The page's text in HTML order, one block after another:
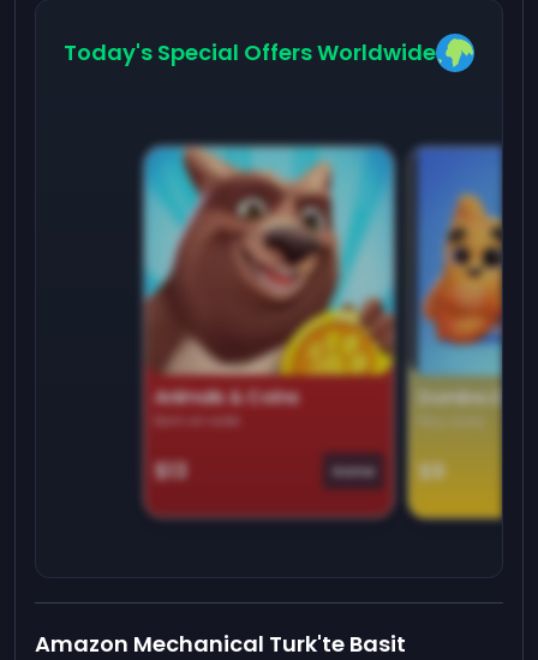
Today's Special Offers Worldwide
Animals & Coins
Earn on side
$13 Game
Domino
$9
Amazon Mechanical Turk'te Basit